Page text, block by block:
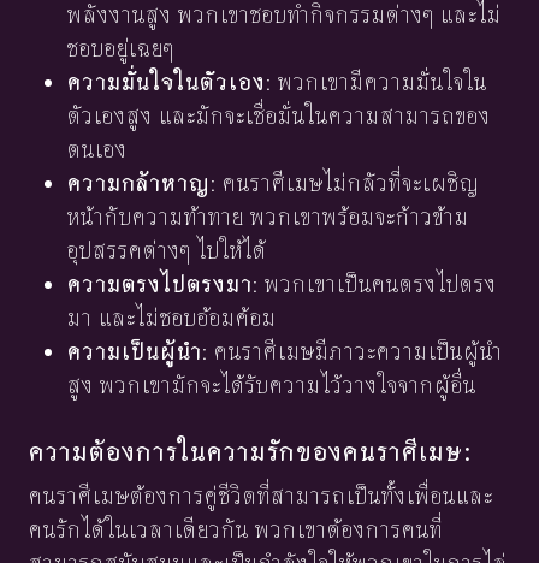
พลังงานสูง พวกเขาชอบทำกิจกรรมต่างๆ และไม่
ชอบอยู่เฉยๆ
ความมั่นใจในตัวเอง: พวกเขามีความมั่นใจใน
ตัวเองสูง และมักจะเชื่อมั่นในความสามารถของ
ตนเอง
ความกล้าหาญ: คนราศีเมษไม่กลัวที่จะเผชิญ
หน้ากับความท้าทาย พวกเขาพร้อมจะก้าวข้าม
อุปสรรคต่างๆ ไปให้ได้
ความตรงไปตรงมา: พวกเขาเป็นคนตรงไปตรง
มา และไม่ชอบอ้อมค้อม
ความเป็นผู้นำ: คนราศีเมษมีภาวะความเป็นผู้นำ
สูง พวกเขามักจะได้รับความไว้วางใจจากผู้อื่น
ความต้องการในความรักของคนราศีเมษ:
คนราศีเมษต้องการคู่ชีวิตที่สามารถเป็นทั้งเพื่อนและ
คนรักได้ในเวลาเดียวกัน พวกเขาต้องการคนที่